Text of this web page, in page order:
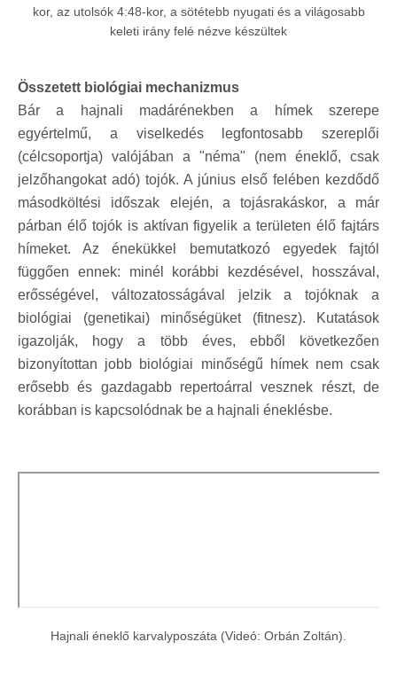
kor, az utolsók 4:48-kor, a sötétebb nyugati és a világosabb
keleti irány felé nézve készültek
Összetett biológiai mechanizmus
Bár a hajnali madárénekben a hímek szerepe
egyértelmű, a viselkedés legfontosabb szereplői
(célcsoportja) valójában a "néma" (nem éneklő, csak
jelzőhangokat adó) tojók. A június első felében kezdődő
másodköltési időszak elején, a tojásrakáskor, a már
párban élő tojók is aktívan figyelik a területen élő fajtárs
hímeket. Az énekükkel bemutatkozó egyedek fajtól
függően ennek: minél korábbi kezdésével, hosszával,
erősségével, változatosságával jelzik a tojóknak a
biológiai (genetikai) minőségüket (fitnesz). Kutatások
igazolják, hogy a több éves, ebből következően
bizonyítottan jobb biológiai minőségű hímek nem csak
erősebb és gazdagabb repertoárral vesznek részt, de
korábban is kapcsolódnak be a hajnali éneklésbe.
Hajnali éneklő karvalyposzáta (Videó: Orbán Zoltán).